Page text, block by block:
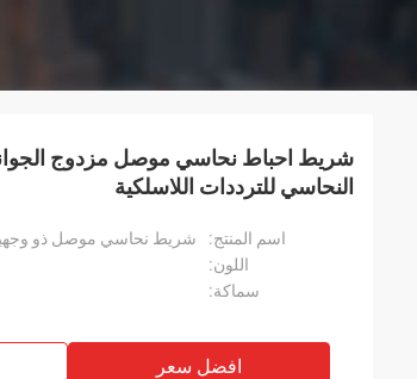
النحاسي للترددات اللاسلكية
اسم المنتج:
شريط نحاسي موصل ذو وجهين
اللون:
سماكة:
افضل سعر